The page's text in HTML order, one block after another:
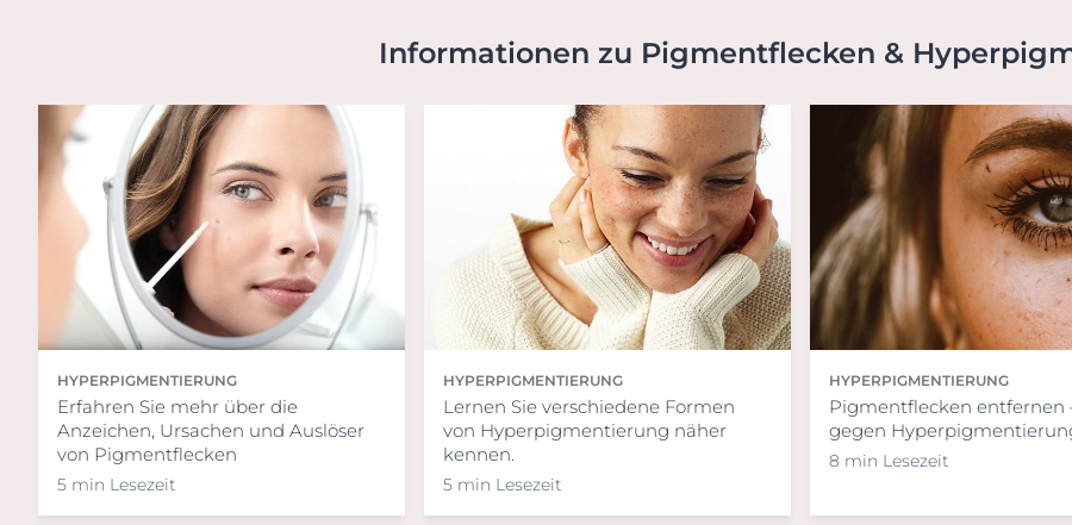
Informationen zu Pigmentflecken &
HYPERPIGMENTIERUNG
Erfahren Sie mehr über die
Anzeichen, Ursachen und Auslöser
von Pigmentflecken
5 min Lesezeit
HYPERPIGMENTIERUNG
Lernen Sie verschiedene Formen
von Hyperpigmentierung näher
kennen.
5 min Lesezeit
HYPERPIGMENTIERUNG
Pigmentflecken entfernen
gegen
8 min Lesezeit